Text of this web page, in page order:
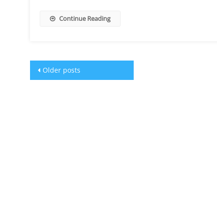
Continue Reading
Posts
Older posts